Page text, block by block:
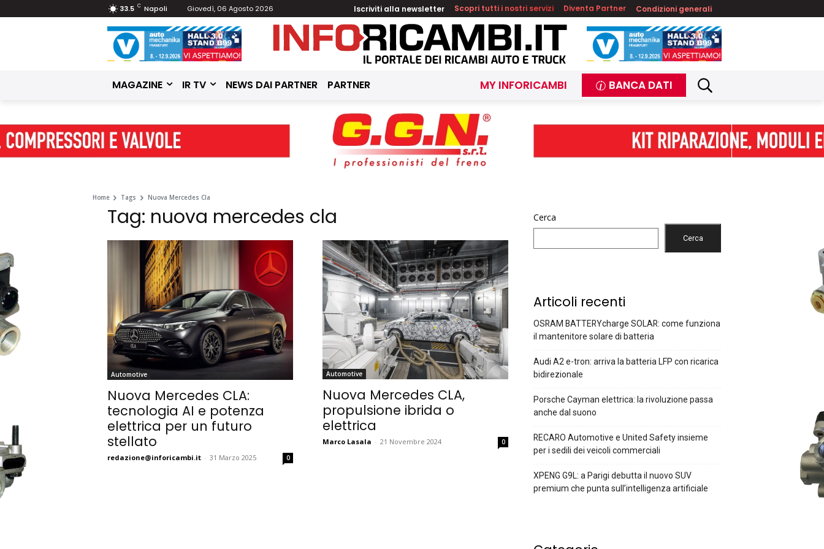
33.5 C Napoli Giovedì, 06 Agosto 2026 Iscriviti alla newsletter Scopri tutti i nostri servizi Diventa Partner Condizioni generali
MAGAZINE IR TV NEWS DAI PARTNER PARTNER MY INFORICAMBI BANCA DATI
Home Tags Nuova Mercedes Cla
Tag: nuova mercedes cla
Automotive
Nuova Mercedes CLA:
tecnologia AI e potenza
elettrica per un futuro
stellato
redazione@inforicambi.it - 31 Marzo 2025 0
Automotive
Nuova Mercedes CLA,
propulsione ibrida o
elettrica
Marco Lasala - 21 Novembre 2024 0
Cerca
Cerca
Articoli recenti
OSRAM BATTERYcharge SOLAR: come funziona
il mantenitore solare di batteria
Audi A2 e-tron: arriva la batteria LFP con ricarica
bidirezionale
Porsche Cayman elettrica: la rivoluzione passa
anche dal suono
RECARO Automotive e United Safety insieme
per i sedili dei veicoli commerciali
XPENG G9L: a Parigi debutta il nuovo SUV
premium che punta sull’intelligenza artificiale